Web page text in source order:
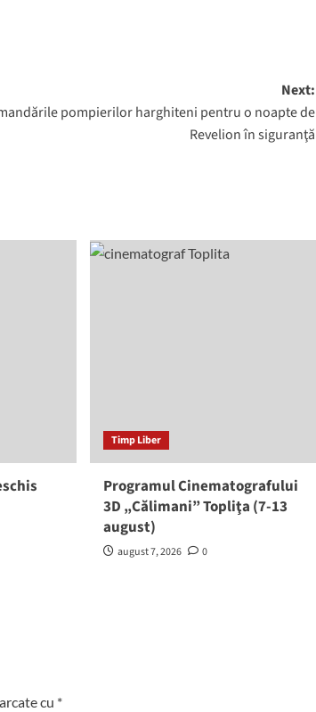
Next:
pompierilor harghiteni pentru o noapte de
Revelion în siguranţă
Timp Liber
Programul Cinematografului
3D „Călimani” Topliţa (7-13
august)
august 7, 2026 0
cu *